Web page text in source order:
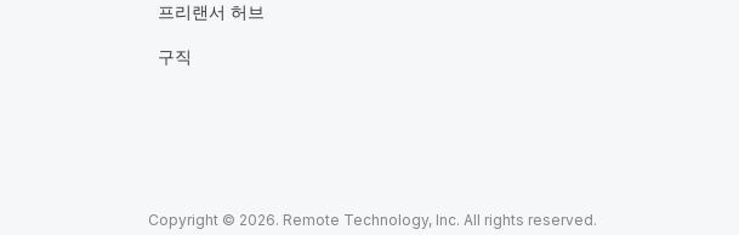
프리랜서 허브
구직
Copyright © 2026. Remote Technology, Inc. All rights reserved.